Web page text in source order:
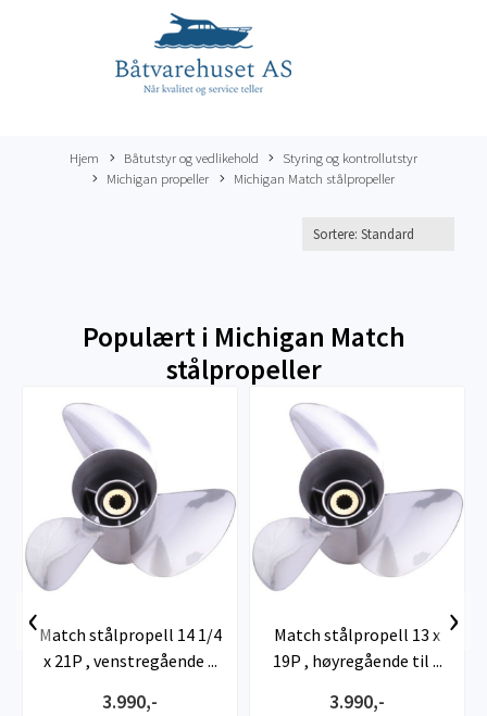
Hjem Båtutstyr og vedlikehold
Styring og kontrollutstyr
Michigan propeller
Michigan Match stålpropeller
Populært i Michigan Match
stålpropeller
Match stålpropell 14 1/4
x 21P , venstregående ...
3.990,-
Match stålpropell 13 x
19P , høyregående til ...
3.990,-
‹ ›